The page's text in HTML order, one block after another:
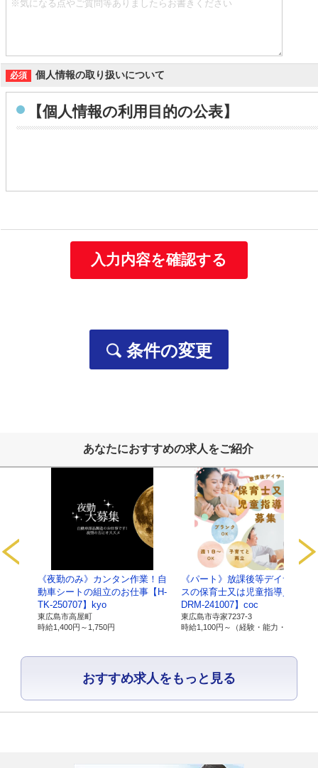
個人情報の取り扱いについて
【個人情報の利用目的の公表】
当社は取得する個人情報を以下に示す目的で利用いたします。
・ご要望いただいた資料の送付などに利用します。
採用応募者の個人情報
・法律で特定された「社会保険手続き」、「税務処理」な
【保有個人データ及び第三者提供記録に
1.当社の名
称及び住
所、代表者
の氏名
名称：有限会社ライブワーク
住所：広島県東広島市寺家駅前14番28号 寺家駅ノ
代表者：磯部 順司
氏名：大近清隆
連絡先：082-493-8033
・ お客様の個人情報は、当社の総合人材サ
条件の変更
あなたにおすすめの求人をご紹介
おすすめ求人をもっと見る
《夜勤のみ》カンタン作業！自
動車シートの組立のお仕事【H-
TK-250707】kyo
東広島市高屋町
時給1,400円～ 1,750円
《パート》放課後等デイサービ
スの保育士又は児童指導員【C-
DRM-241007】coc
東広島市寺家7237-3
時給1,100円～ （経験・能力・資格により 優遇）